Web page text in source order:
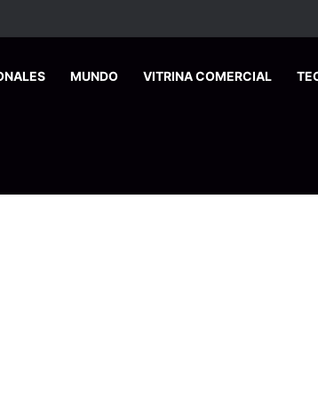
MUNDO VITRINA COMERCIAL